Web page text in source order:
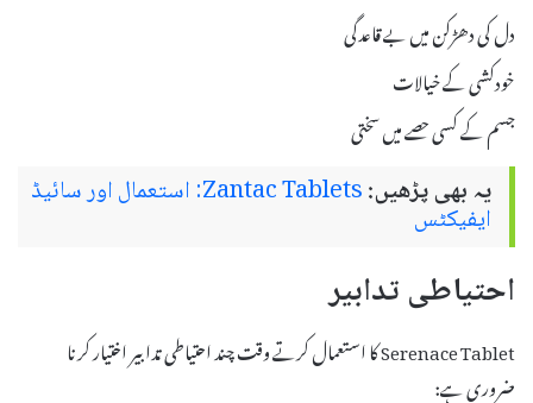
دل کی دھڑکن میں بے قاعدگی
خودکشی کے خیالات
جسم کے کسی حصے میں سختی
یہ بھی پڑھیں: Zantac Tablets: استعمال اور سائیڈ
ایفیکٹس
احتیاطی تدابیر
Serenace Tablet کا استعمال کرتے وقت چند احتیاطی تدابیر اختیار کرنا
ضروری ہے: